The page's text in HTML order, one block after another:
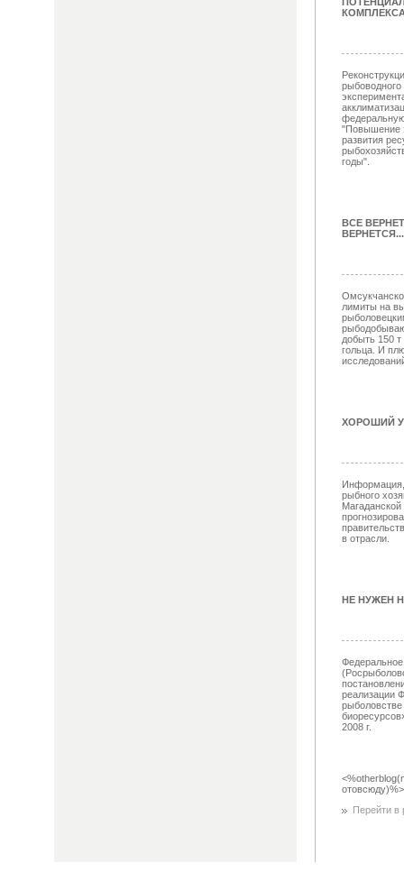
"Повышение
развития
годы".
ВСЕ
ВЕРНЕТСЯ...
лимиты на
добыть 150
гольца. И
ХОРОШИЙ
Информация,
рыбного
Магаданской
в отрасли.
НЕ НУЖЕН
Федеральное
реализации
2008 г.
отовсюду)%>
Перейти в